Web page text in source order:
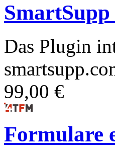
Das Plugin
99,00 €
Formulare